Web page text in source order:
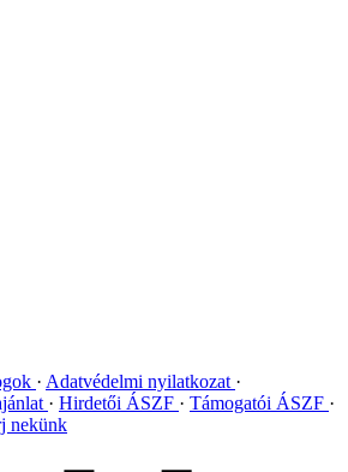
Adatvédelmi nyilatkozat
Hirdetői ÁSZF
Támogatói ÁSZF
nekünk